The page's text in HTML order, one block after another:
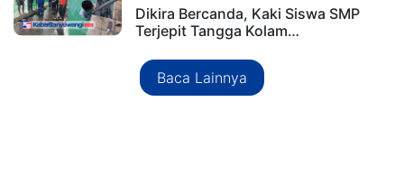
Dikira Bercanda, Kaki Siswa SMP
Terjepit Tangga Kolam…
Baca Lainnya